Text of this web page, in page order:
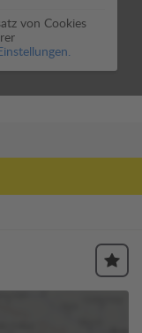
von Cookies